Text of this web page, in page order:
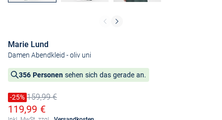
Marie Lund
Damen Abendkleid - oliv uni
356 Personen sehen sich das gerade an.
Preis reduziert um
-25%
Alter Preis159,99 €
Ermäßigter Preis
119,99 €